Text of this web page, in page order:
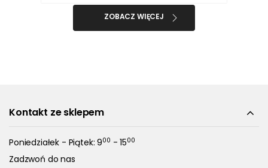
ZOBACZ WIĘCEJ
Kontakt ze sklepem
Poniedziałek - Piątek: 900 - 1500
Zadzwoń do nas